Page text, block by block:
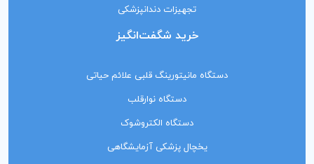
تجهیزات دندانپزشکی
خرید شگفت‌انگیز
دستگاه مانیتورینگ‌ قلبی علائم حیاتی
دستگاه نوارقلب
دستگاه الکتروشوک
یخچال پزشکی آزمایشگاهی